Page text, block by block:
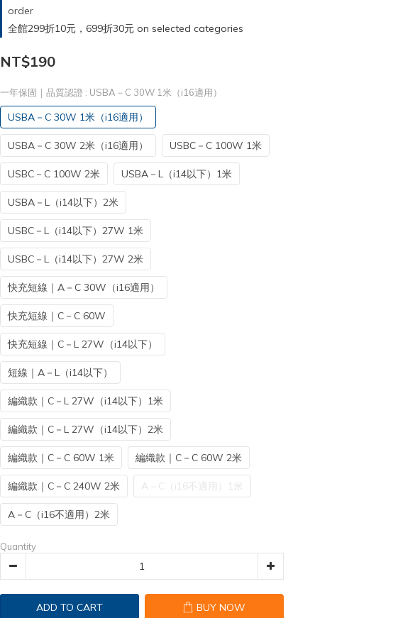
order
全館299折10元，699折30元 on selected categories
NT$190
一年保固｜品質認證 : USBA－C 30W 1米（i16適用）
USBA－C 30W 1米（i16適用）
USBA－C 30W 2米（i16適用） USBC－C 100W 1米
USBC－C 100W 2米 USBA－L（i14以下）1米
USBA－L（i14以下）2米
USBC－L（i14以下）27W 1米
USBC－L（i14以下）27W 2米
快充短線｜A－C 30W（i16適用）
快充短線｜C－C 60W
快充短線｜C－L 27W（i14以下）
短線｜A－L（i14以下）
編織款｜C－L 27W（i14以下）1米
編織款｜C－L 27W（i14以下）2米
編織款｜C－C 60W 1米 編織款｜C－C 60W 2米
編織款｜C－C 240W 2米 A－C（i16不適用）1米
A－C（i16不適用）2米
Quantity
ADD TO CART BUY NOW